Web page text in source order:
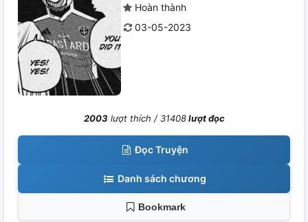
Hoàn thành
03-05-2023
2003 lượt thích /31408lượt đọc
Đọc Truyện
Danh sách chương
Bookmark